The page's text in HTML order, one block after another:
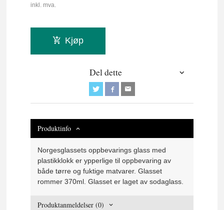
inkl. mva.
Kjøp
Del dette
Produktinfo
Norgesglassets oppbevarings glass med
plastikklokk er ypperlige til oppbevaring av
både tørre og fuktige matvarer. Glasset
rommer 370ml. Glasset er laget av sodaglass.
Produktanmeldelser (0)